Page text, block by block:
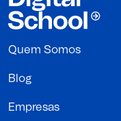
Quem Somos
Blog
Empresas